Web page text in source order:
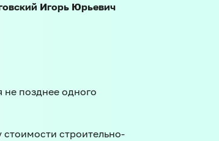
Игорь Юрьевич
позднее одного
строительно-